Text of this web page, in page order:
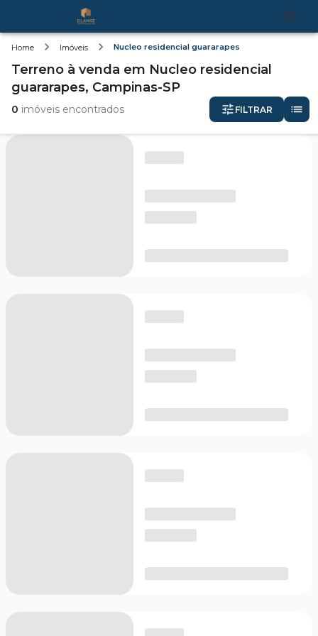
Home Imóveis Nucleo residencial guararapes
Terreno à venda em Nucleo residencial
guararapes, Campinas-SP
0 imóveis encontrados FILTRAR